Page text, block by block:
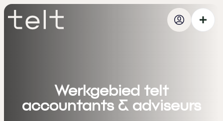
Werkgebied telt
accountants & adviseurs